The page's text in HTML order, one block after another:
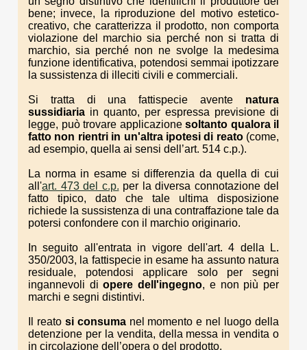
bene; invece, la riproduzione del motivo estetico-
creativo, che caratterizza il prodotto, non comporta
violazione del marchio sia perché non si tratta di
marchio, sia perché non ne svolge la medesima
funzione identificativa, potendosi semmai ipotizzare
la sussistenza di illeciti civili e commerciali.
Si tratta di una fattispecie avente natura
sussidiaria in quanto, per espressa previsione di
legge, può trovare applicazione soltanto qualora il
fatto non rientri in un'altra ipotesi di reato(come,
ad esempio, quella ai sensi dell’art. 514 c.p.).
La norma in esame si differenzia da quella di cui
all'art. 473 del c.p. per la diversa connotazione del
fatto tipico, dato che tale ultima disposizione
richiede la sussistenza di una contraffazione tale da
potersi confondere con il marchio originario.
In seguito all'entrata in vigore dell'art. 4 della L.
350/2003, la fattispecie in esame ha assunto natura
residuale, potendosi applicare solo per segni
ingannevoli diopere dell'ingegno, e non più per
marchi e segni distintivi.
Il reato si consumanel momento e nel luogo della
detenzione per la vendita, della messa in vendita o
in circolazione dell’opera o del prodotto.